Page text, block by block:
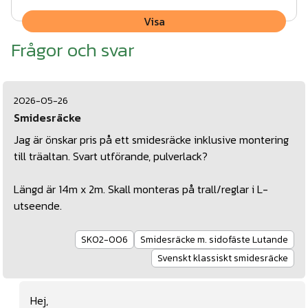
Annan höjd på räcket kan specialbeställas.
Måttanpassade hörn och avslut
Visa
Frågor och svar
2026-05-26
Smidesräcke
Jag är önskar pris på ett smidesräcke inklusive montering
till träaltan. Svart utförande, pulverlack?
Längd är 14m x 2m. Skall monteras på trall/reglar i L-
utseende.
SK02-006
Smidesräcke m. sidofäste Lutande
Svenskt klassiskt smidesräcke
Hej,